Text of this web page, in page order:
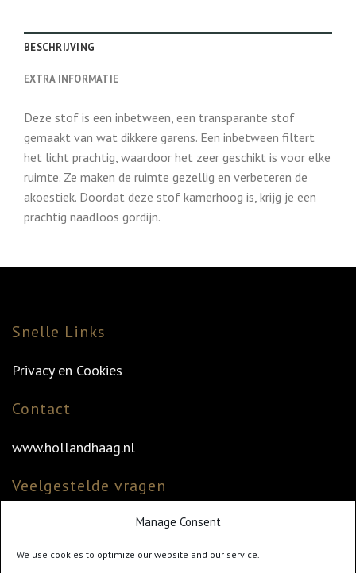
Manage Consent
We use cookies to optimize our website and our service.
BESCHRIJVING
EXTRA INFORMATIE
Deze stof is een inbetween, een transparante stof
gemaakt van wat dikkere garens. Een inbetween filtert
het licht prachtig, waardoor het zeer geschikt is voor elke
ruimte. Ze maken de ruimte gezellig en verbeteren de
akoestiek. Doordat deze stof kamerhoog is, krijg je een
prachtig naadloos gordijn.
Snelle Links
Privacy en Cookies
Contact
www.hollandhaag.nl
Veelgestelde vragen
Veelgestelde vragen